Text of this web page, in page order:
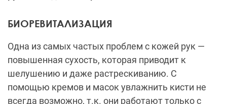
БИОРЕВИТАЛИЗАЦИЯ
Одна из самых частых проблем с кожей рук —
повышенная сухость, которая приводит к
шелушению и даже растрескиванию. С
помощью кремов и масок увлажнить кисти не
всегда возможно, т.к. они работают только с